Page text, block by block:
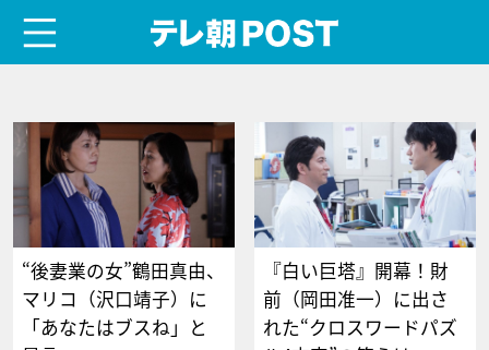
“後妻業の女”鶴田真由、
マリコ（沢口靖子）に
「あなたはブスね」と
『白い巨塔』開幕！財
前（岡田准一）に出さ
れた“クロスワードパズ